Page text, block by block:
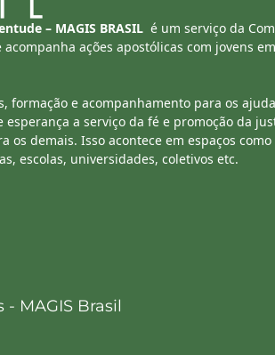
– MAGIS BRASIL é um serviço da
ações apostólicas com jovens
formação e acompanhamento para os
esperança a serviço da fé e promoção da
os demais. Isso acontece em espaços como
escolas, universidades, coletivos etc.
- MAGIS Brasil